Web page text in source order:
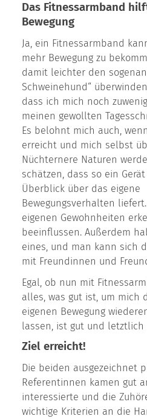
Das Fitnessarmband
Bewegung
Ja, ein Fitnessarmband
mehr Bewegung zu
damit leichter den
Schweinehund“
dass ich mich noch
meinen gewollten
Es belohnt mich auch,
erreicht und mich selbst
Nüchternere Naturen
schätzen, dass so ein
Überblick über das eigene
Bewegungsverhalten
eigenen Gewohnheiten
beeinflussen. Außerdem
eines, und man kann sich
mit Freundinnen und
Egal, ob nun mit
alles, was gut ist, um mich
eigenen Bewegung
lassen, ist gut und letztlich
Ziel erreicht!
Die beiden ausgezeichnet
Referentinnen kamen gut
interessierte und die
wichtige Kriterien an die